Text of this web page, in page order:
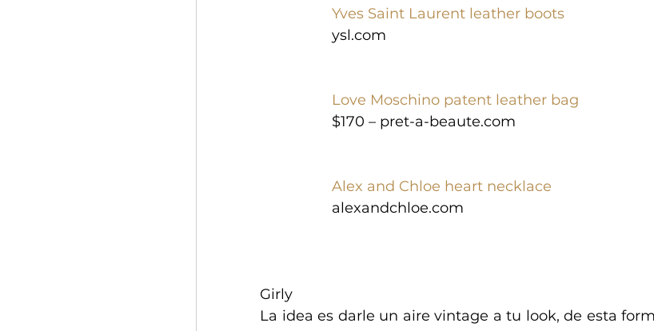
Yves Saint Laurent leather boots
ysl.com
Love Moschino patent leather bag
$170 – pret-a-beaute.com
Alex and Chloe heart necklace
alexandchloe.com
Girly
La idea es darle un aire vintage a tu look, de esta